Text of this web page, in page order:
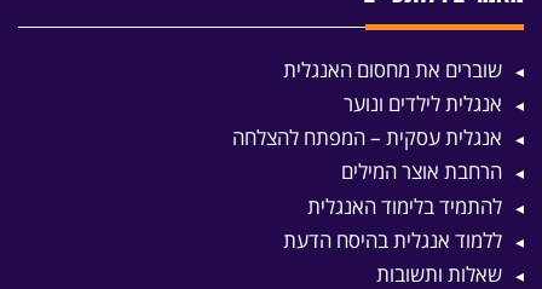
שוברים את מחסום האנגלית
אנגלית לילדים ונוער
אנגלית עסקית – המפתח להצלחה
הרחבת אוצר המילים
להתמיד בלימוד האנגלית
ללמוד אנגלית בהיסח הדעת
שאלות ותשובות